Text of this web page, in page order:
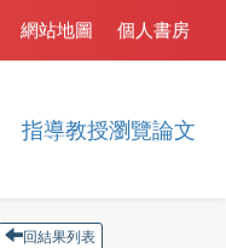
指導教授瀏覽論文
個人書房
網站地圖
回結果列表